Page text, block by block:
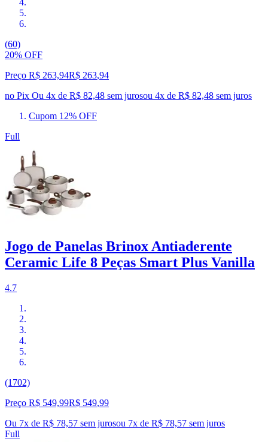
(60)
20% OFF
Preço R$ 263,94R$ 263,94
no Pix Ou 4x de R$ 82,48 sem jurosou 4x de R$ 82,48 sem juros
Cupom 12% OFF
Full
Jogo de Panelas Brinox Antiaderente
Ceramic Life 8 Peças Smart Plus Vanilla
4.7
(1702)
Preço R$ 549,99R$ 549,99
Ou 7x de R$ 78,57 sem jurosou 7x de R$ 78,57 sem juros
Full